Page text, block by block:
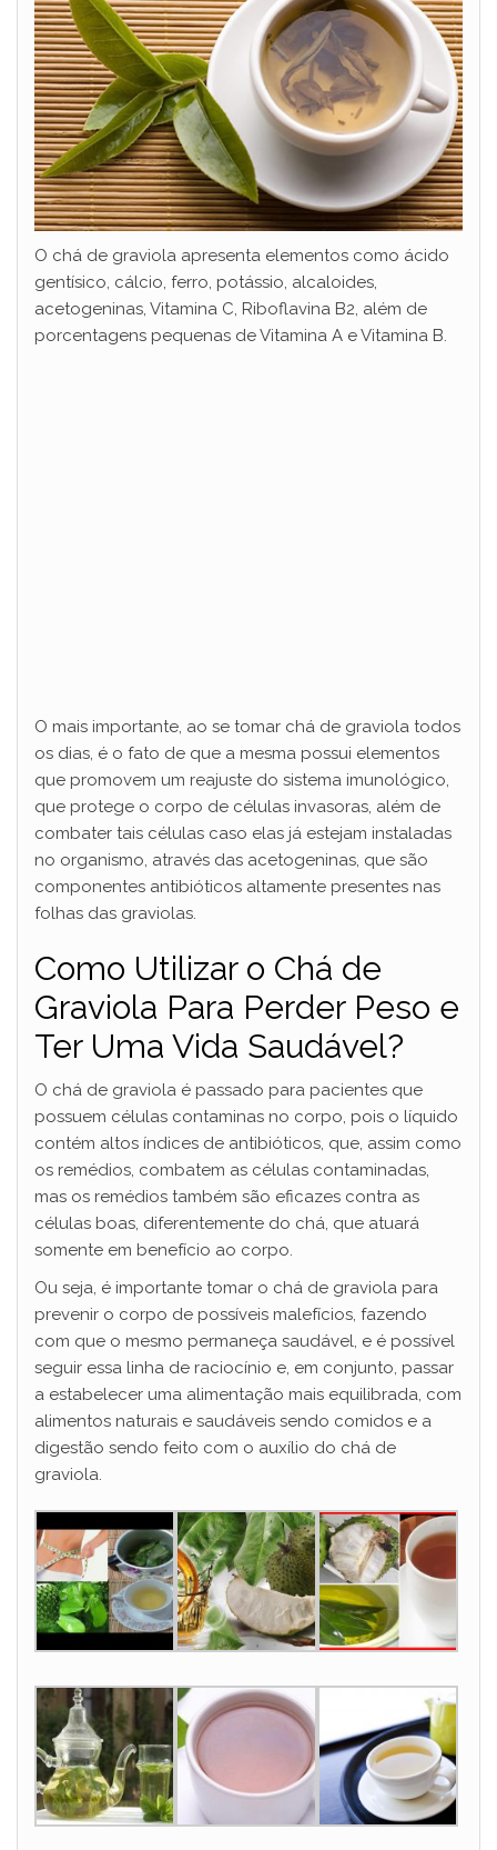
O chá de graviola apresenta elementos como ácido
gentísico, cálcio, ferro, potássio, alcaloides,
acetogeninas, Vitamina C, Riboflavina B2, além de
porcentagens pequenas de Vitamina A e Vitamina B.
O mais importante, ao se tomar chá de graviola todos
os dias, é o fato de que a mesma possui elementos
que promovem um reajuste do sistema imunológico,
que protege o corpo de células invasoras, além de
combater tais células caso elas já estejam instaladas
no organismo, através das acetogeninas, que são
componentes antibióticos altamente presentes nas
folhas das graviolas.
Como Utilizar o Chá de
Graviola Para Perder Peso e
Ter Uma Vida Saudável?
O chá de graviola é passado para pacientes que
possuem células contaminas no corpo, pois o líquido
contém altos índices de antibióticos, que, assim como
os remédios, combatem as células contaminadas,
mas os remédios também são eficazes contra as
células boas, diferentemente do chá, que atuará
somente em benefício ao corpo.
Ou seja, é importante tomar o chá de graviola para
prevenir o corpo de possíveis malefícios, fazendo
com que o mesmo permaneça saudável, e é possível
seguir essa linha de raciocínio e, em conjunto, passar
a estabelecer uma alimentação mais equilibrada, com
alimentos naturais e saudáveis sendo comidos e a
digestão sendo feito com o auxílio do chá de
graviola.